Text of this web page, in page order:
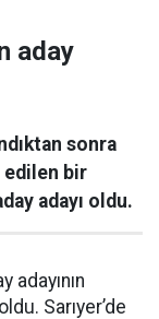
aday
sonra
edilen bir
adayı oldu.
Sarıyer’de